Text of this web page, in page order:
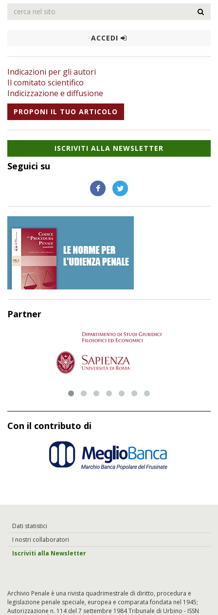
ACCEDI
Indicazioni per gli autori
Il comitato scientifico
Indicizzazione e diffusione
PROPONI IL TUO ARTICOLO
ISCRIVITI ALLA NEWSLETTER
Seguici su
Partner
Con il contributo di
Dati statistici
I nostri collaboratori
Iscriviti alla Newsletter
Archivio Penale è una rivista quadrimestrale di diritto, procedura e
legislazione penale speciale, europea e comparata fondata nel 1945;
Autorizzazione n. 114 del 7 settembre 1984 Tribunale di Urbino - ISSN